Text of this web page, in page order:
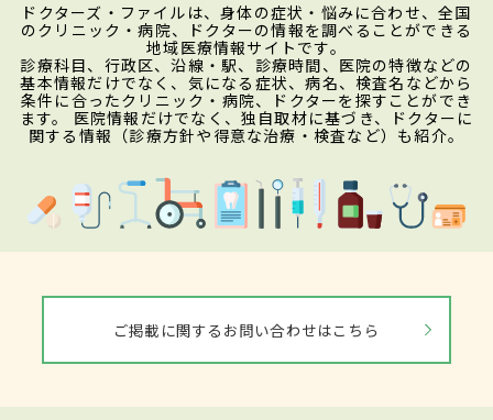
ドクターズ・ファイルは、身体の症状・悩みに合わせ、全国
のクリニック・病院、ドクターの情報を調べることができる
地域医療情報サイトです。
診療科目、行政区、沿線・駅、診療時間、医院の特徴などの
基本情報だけでなく、気になる症状、病名、検査名などから
条件に合ったクリニック・病院、ドクターを探すことができ
ます。 医院情報だけでなく、独自取材に基づき、ドクターに
関する情報（診療方針や得意な治療・検査など）も紹介。
ご掲載に関するお問い合わせはこちら